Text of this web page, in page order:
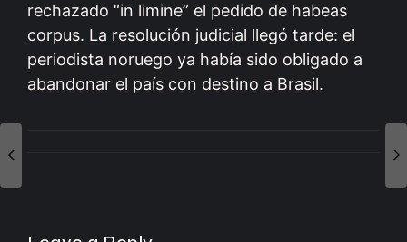
rechazado “in limine” el pedido de habeas
corpus. La resolución judicial llegó tarde: el
periodista noruego ya había sido obligado a
abandonar el país con destino a Brasil.